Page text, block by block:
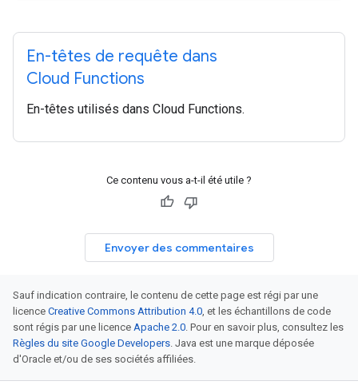
En-têtes de requête dans
Cloud Functions
En-têtes utilisés dans Cloud Functions.
Ce contenu vous a-t-il été utile ?
Envoyer des commentaires
Sauf indication contraire, le contenu de cette page est régi par une
licence Creative Commons Attribution 4.0, et les échantillons de code
sont régis par une licence Apache 2.0. Pour en savoir plus, consultez les
Règles du site Google Developers. Java est une marque déposée
d'Oracle et/ou de ses sociétés affiliées.